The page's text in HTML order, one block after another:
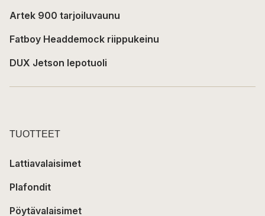
Artek 900 tarjoiluvaunu
Fatboy Headdemock riippukeinu
DUX Jetson lepotuoli
TUOTTEET
Lattiavalaisimet
Plafondit
Pöytävalaisimet